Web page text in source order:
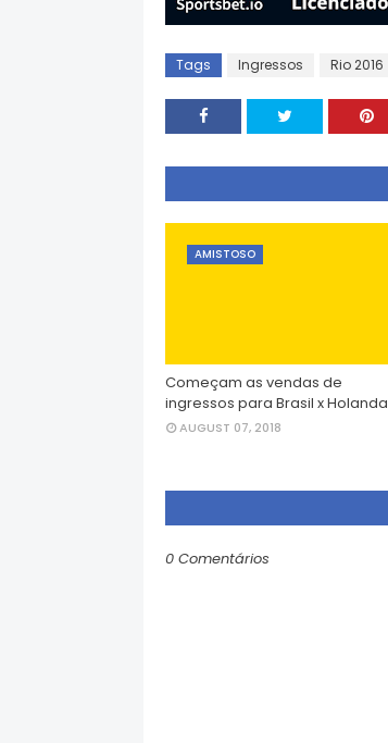
Tags Ingressos Rio 2016
AMISTOSO
Começam as vendas de
ingressos para Brasil x Holanda
AUGUST 07, 2018
0 Comentários